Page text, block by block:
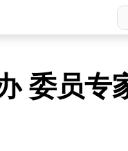
委员专